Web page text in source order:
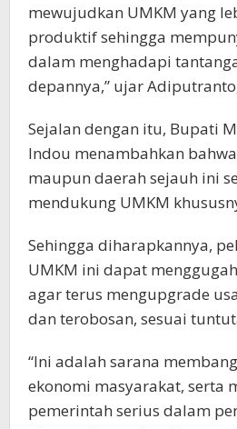
mewujudkan UMKM yang
produktif sehingga
dalam menghadapi
depannya,” ujar
Sejalan dengan itu, Bupati
Indou menambahkan
maupun daerah sejauh ini
mendukung UMKM
Sehingga diharapkannya,
UMKM ini dapat
agar terus mengupgrade
dan terobosan, sesuai
“Ini adalah sarana
ekonomi masyarakat, serta
pemerintah serius dalam